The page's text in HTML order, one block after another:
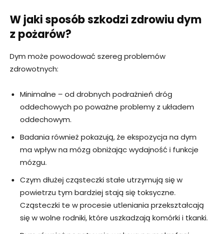
W jaki sposób szkodzi zdrowiu dym
z pożarów?
Dym może powodować szereg problemów
zdrowotnych:
Minimalne – od drobnych podrażnień dróg
oddechowych po poważne problemy z układem
oddechowym.
Badania również pokazują, że ekspozycja na dym
ma wpływ na mózg obniżając wydajność i funkcje
mózgu.
Czym dłużej cząsteczki stałe utrzymują się w
powietrzu tym bardziej stają się toksyczne.
Cząsteczki te w procesie utleniania przekształcają
się w wolne rodniki, które uszkadzają komórki i tkanki.